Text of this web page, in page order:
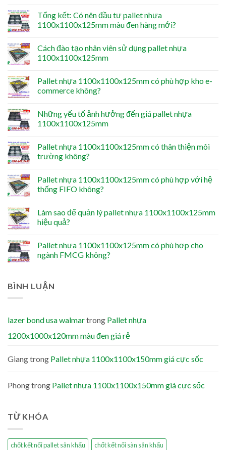
Tổng kết: Có nên đầu tư pallet nhựa
1100x1100x125mm màu đen hàng mới?
Cách đào tạo nhân viên sử dụng pallet nhựa
1100x1100x125mm
Pallet nhựa 1100x1100x125mm có phù hợp kho e-
commerce không?
Những yếu tố ảnh hưởng đến giá pallet nhựa
1100x1100x125mm
Pallet nhựa 1100x1100x125mm có thân thiện môi
trường không?
Pallet nhựa 1100x1100x125mm có phù hợp với hệ
thống FIFO không?
Làm sao để quản lý pallet nhựa 1100x1100x125mm
hiệu quả?
Pallet nhựa 1100x1100x125mm có phù hợp cho
ngành FMCG không?
BÌNH LUẬN
lazer bond usa walmartrong Pallet nhựa
1200x1000x120mm màu đen giá rẻ
Giangtrong Pallet nhựa 1100x1100x150mm giá cực sốc
Phongtrong Pallet nhựa 1100x1100x150mm giá cực sốc
TỪ KHÓA
chốt kết nối pallet sân khấu
chốt kết nối sàn sân khấu